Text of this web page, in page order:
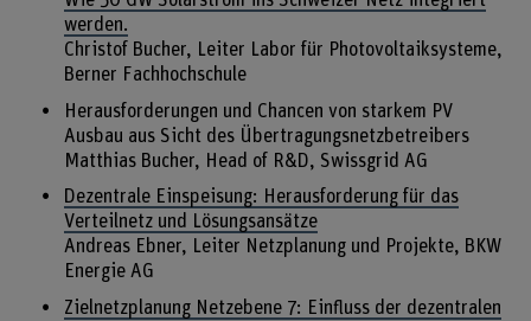
werden.
Christof Bucher, Leiter Labor für Photovoltaiksysteme,
Berner Fachhochschule
Herausforderungen und Chancen von starkem PV
Ausbau aus Sicht des Übertragungsnetzbetreibers
Matthias Bucher, Head of R&D, Swissgrid AG
Dezentrale Einspeisung: Herausforderung für das
Verteilnetz und Lösungsansätze
Andreas Ebner, Leiter Netzplanung und Projekte, BKW
Energie AG
Zielnetzplanung Netzebene 7: Einfluss der dezentralen